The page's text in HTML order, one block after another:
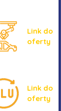
Link do
oferty
Link do
oferty